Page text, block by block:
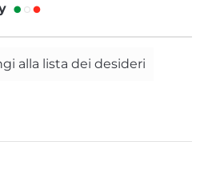
alla lista dei desideri